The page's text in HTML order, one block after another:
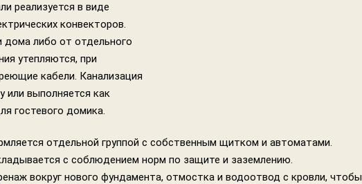
реализуется в виде
конвекторов.
дома либо от отдельного
утепляются, при
кабели. Канализация
или выполняется как
гостевого домика.
отдельной группой с собственным щитком и автоматами.
с соблюдением норм по защите и заземлению.
вокруг нового фундамента, отмостка и водоотвод с кровли, чтобы